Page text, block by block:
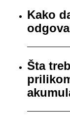
Kako
Šta